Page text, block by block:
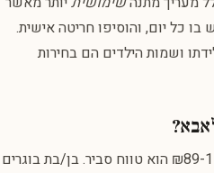
כל יום, והוסיפו חריטה אישית.
ושמות הילדים הם בחירות
תלוי בקשר. ילד צעיר לאבא — ₪89-150 הוא טווח סביר. בן/בת בוגרים